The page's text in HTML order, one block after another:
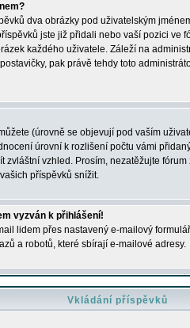
dva obrázky pod uživatelským
jste již přidali nebo vaší pozici ve
každého uživatele. Záleží na
pak právě tehdy toto
(úrovně se objevují pod vaším
úrovní k rozlišení počtu vámi
zvláštní vzhled. Prosím, nezatěžujte
příspěvků snížit.
vyzván k přihlášení!
lidem přes nastavený e-mailový
a robotů, které sbírají e-mailové adresy.
Vkládání příspěvků